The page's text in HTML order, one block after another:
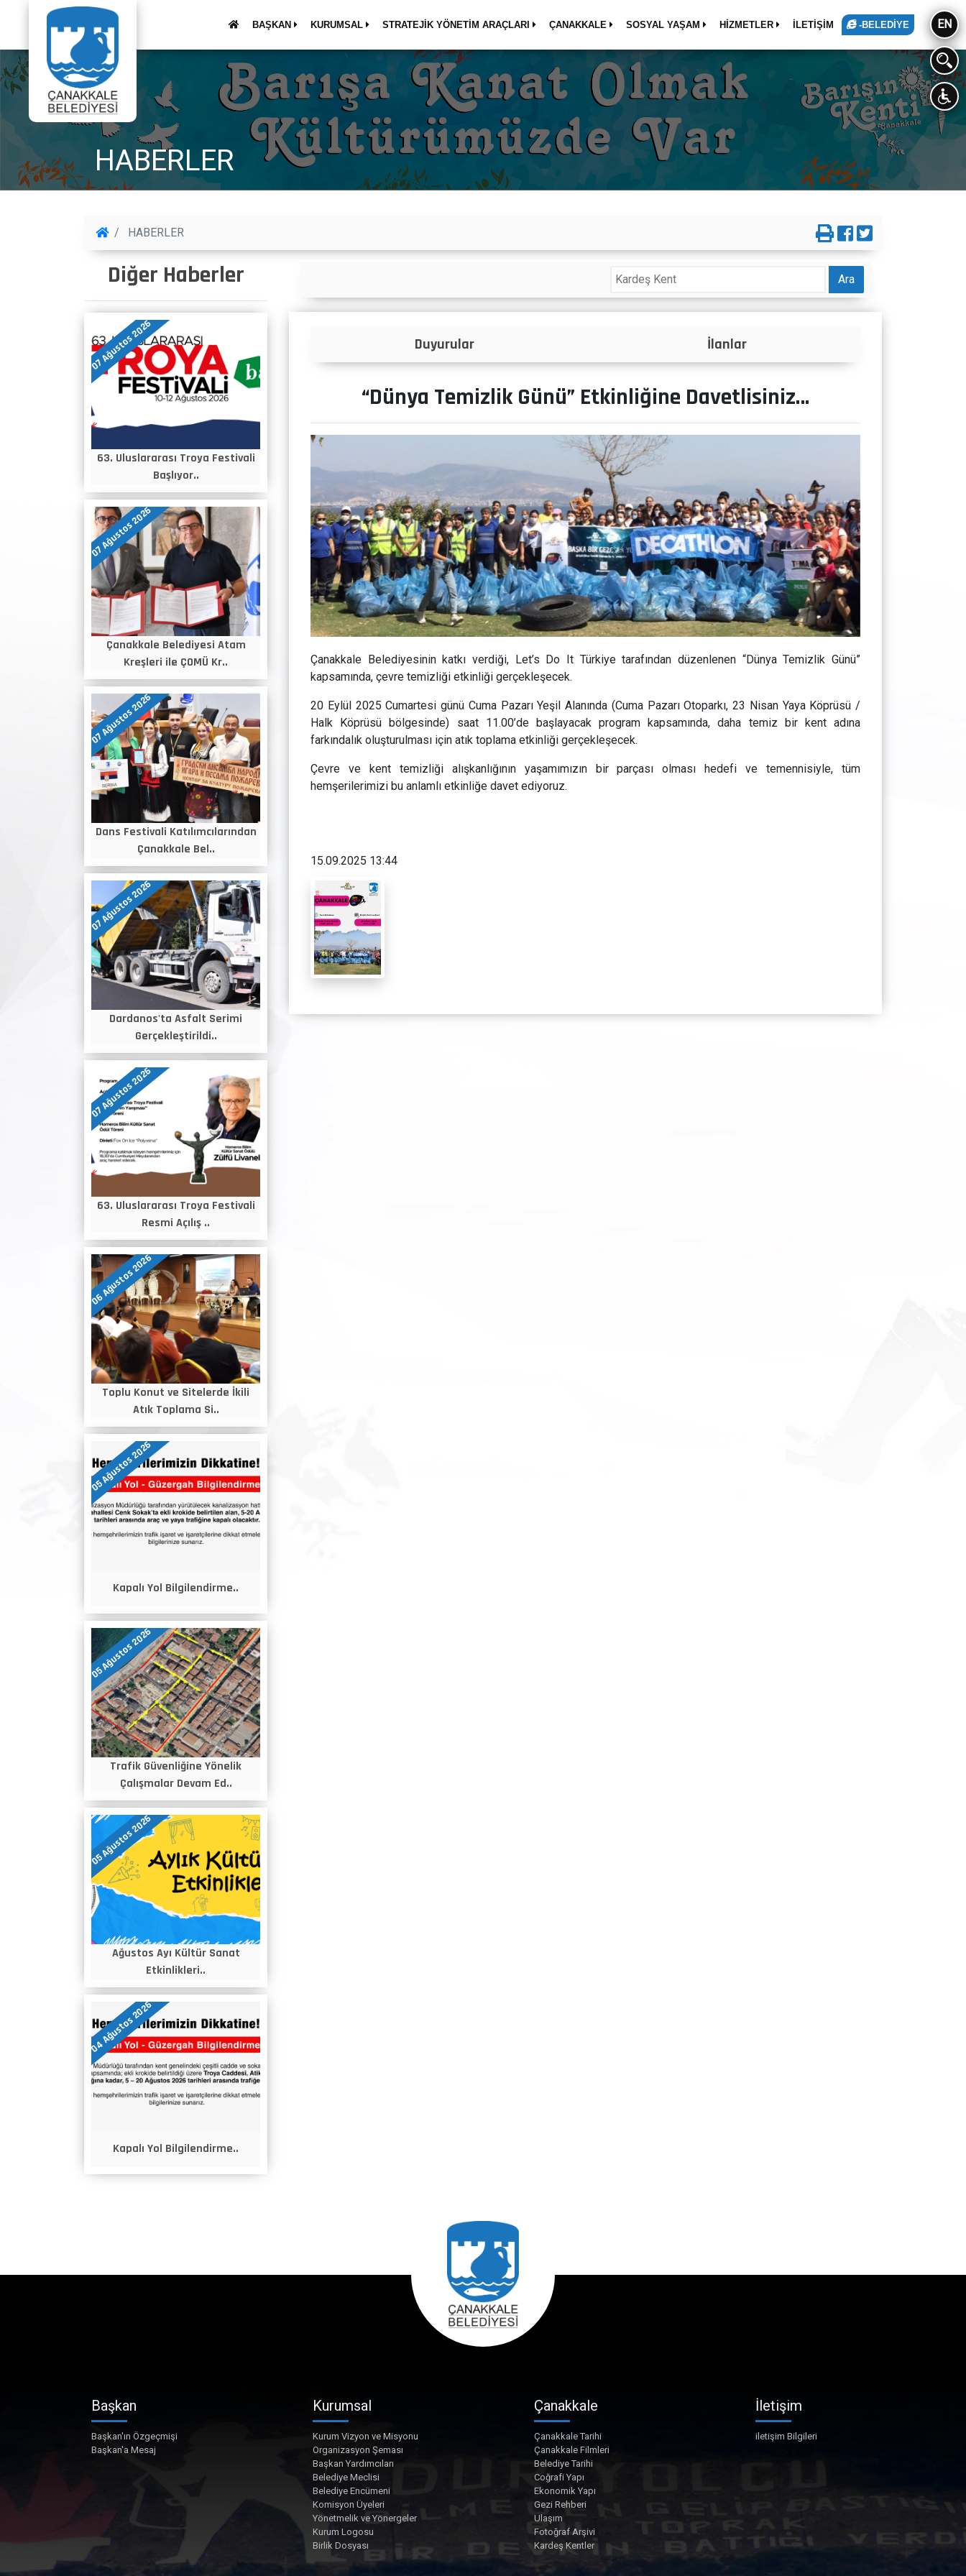
BAŞKAN KURUMSAL STRATEJİK YÖNETİM ARAÇLARI ÇANAKKALE SOSYAL YAŞAM HİZMETLER İLETİŞİM -BELEDİYE EN
HABERLER
HABERLER
Diğer Haberler
07 Ağustos 2026
63. Uluslararası Troya Festivali
Başlıyor..
07 Ağustos 2026
Çanakkale Belediyesi Atam
Kreşleri ile ÇOMÜ Kr..
07 Ağustos 2026
Dans Festivali Katılımcılarından
Çanakkale Bel..
07 Ağustos 2026
Dardanos'ta Asfalt Serimi
Gerçekleştirildi..
07 Ağustos 2026
63. Uluslararası Troya Festivali
Resmi Açılış ..
06 Ağustos 2026
Toplu Konut ve Sitelerde İkili
Atık Toplama Si..
05 Ağustos 2026
Kapalı Yol Bilgilendirme..
05 Ağustos 2026
Trafik Güvenliğine Yönelik
Çalışmalar Devam Ed..
05 Ağustos 2026
Ağustos Ayı Kültür Sanat
Etkinlikleri..
04 Ağustos 2026
Kapalı Yol Bilgilendirme..
Ara
Duyurular İlanlar Projeler
“Dünya Temizlik Günü” Etkinliğine Davetlisiniz…
Çanakkale Belediyesinin katkı verdiği, Let’s Do It Türkiye tarafından düzenlenen “Dünya Temizlik Günü”
kapsamında, çevre temizliği etkinliği gerçekleşecek.
20 Eylül 2025 Cumartesi günü Cuma Pazarı Yeşil Alanında (Cuma Pazarı Otoparkı, 23 Nisan Yaya Köprüsü /
Halk Köprüsü bölgesinde) saat 11.00’de başlayacak program kapsamında, daha temiz bir kent adına
farkındalık oluşturulması için atık toplama etkinliği gerçekleşecek.
Çevre ve kent temizliği alışkanlığının yaşamımızın bir parçası olması hedefi ve temennisiyle, tüm
hemşerilerimizi bu anlamlı etkinliğe davet ediyoruz.
15.09.2025 13:44
Başkan
Başkan'ın Özgeçmişi
Başkan'a Mesaj
Kurumsal
Kurum Vizyon ve Misyonu
Organizasyon Şeması
Başkan Yardımcıları
Belediye Meclisi
Belediye Encümeni
Komisyon Üyeleri
Yönetmelik ve Yönergeler
Kurum Logosu
Birlik Dosyası
Çanakkale
Çanakkale Tarihi
Çanakkale Filmleri
Belediye Tarihi
Coğrafi Yapı
Ekonomik Yapı
Gezi Rehberi
Ulaşım
Fotoğraf Arşivi
Kardeş Kentler
İletişim
iletişim Bilgileri